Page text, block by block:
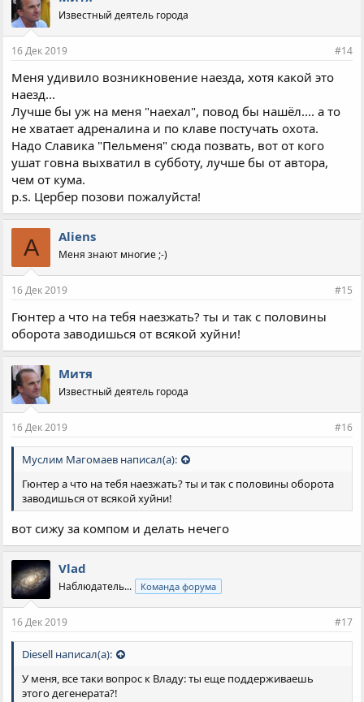
а
т
и
:
Известный деятель города
16 Дек 2019 #14
Меня удивило возникновение наезда, хотя какой это
наезд...
Лучше бы уж на меня "наехал", повод бы нашёл.... а то
не хватает адреналина и по клаве постучать охота.
Надо Славика "Пельменя" сюда позвать, вот от кого
ушат говна выхватил в субботу, лучше бы от автора,
чем от кума.
p.s. Цербер позови пожалуйста!
A Aliens
Меня знают многие ;-)
16 Дек 2019 #15
Гюнтер а что на тебя наезжать? ты и так с половины
оборота заводишься от всякой хуйни!
Митя
Известный деятель города
16 Дек 2019 #16
Муслим Магомаев написал(а):
Гюнтер а что на тебя наезжать? ты и так с половины оборота
заводишься от всякой хуйни!
вот сижу за компом и делать нечего
Vlad
Наблюдатель... Команда форума
16 Дек 2019 #17
Diesell написал(а):
У меня, все таки вопрос к Владу: ты еще поддерживаешь
этого дегенерата?!